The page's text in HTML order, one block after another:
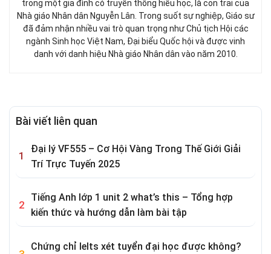
trong một gia đình có truyền thống hiếu học, là con trai của
Nhà giáo Nhân dân Nguyễn Lân. Trong suốt sự nghiệp, Giáo sư
đã đảm nhận nhiều vai trò quan trọng như Chủ tịch Hội các
ngành Sinh học Việt Nam, Đại biểu Quốc hội và được vinh
danh với danh hiệu Nhà giáo Nhân dân vào năm 2010.
Bài viết liên quan
Đại lý VF555 – Cơ Hội Vàng Trong Thế Giới Giải
Trí Trực Tuyến 2025
Tiếng Anh lớp 1 unit 2 what’s this – Tổng hợp
kiến thức và hướng dẫn làm bài tập
Chứng chỉ Ielts xét tuyển đại học được không?